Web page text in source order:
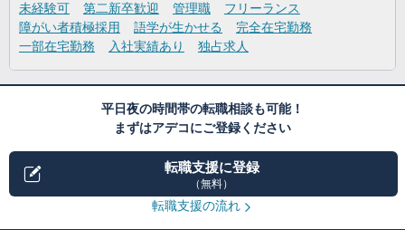
未経験可
第二新卒歓迎 管理職
フリーランス
障がい者積極採用
語学が生かせる
完全在宅勤務
一部在宅勤務
入社実績あり 独占求人
平日夜の時間帯の転職相談も可能！
まずはアデコにご登録ください
転職支援に登録
（無料）
転職支援の流れ